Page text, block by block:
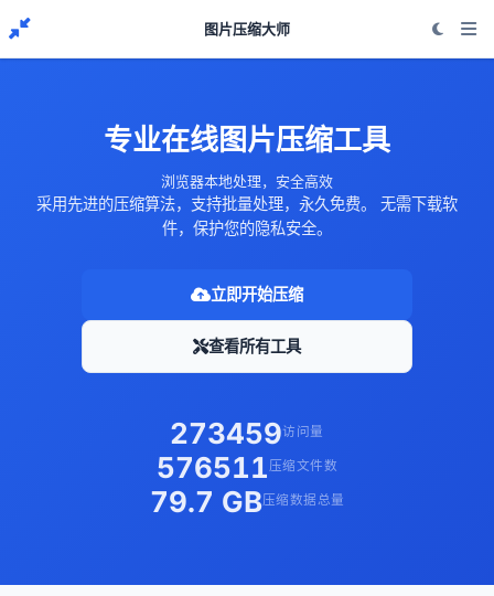
图片压缩大师
专业在线图片压缩工具
浏览器本地处理，安全高效
采用先进的压缩算法，支持批量处理，永久免费。 无需下载软
件，保护您的隐私安全。
立即开始压缩
查看所有工具
273459访问量
576511 压缩文件数
79.7 GB压缩数据总量